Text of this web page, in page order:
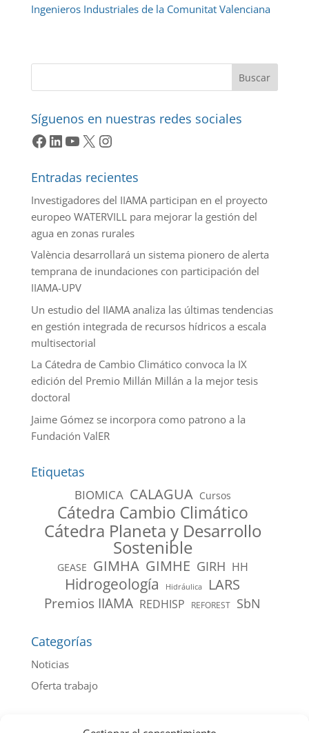
Ingenieros Industriales de la Comunitat Valenciana
Buscar
Síguenos en nuestras redes sociales
Facebook
LinkedIn
YouTube
X Instagram
Entradas recientes
Investigadores del IIAMA participan en el proyecto
europeo WATERVILL para mejorar la gestión del
agua en zonas rurales
València desarrollará un sistema pionero de alerta
temprana de inundaciones con participación del
IIAMA-UPV
Un estudio del IIAMA analiza las últimas tendencias
en gestión integrada de recursos hídricos a escala
multisectorial
La Cátedra de Cambio Climático convoca la IX
edición del Premio Millán Millán a la mejor tesis
doctoral
Jaime Gómez se incorpora como patrono a la
Fundación ValER
Etiquetas
BIOMICA CALAGUA Cursos
Cátedra Cambio Climático
Cátedra Planeta y Desarrollo
Sostenible
GEASE GIMHA GIMHE GIRH HH
Hidrogeología Hidráulica
LARS
Premios IIAMA REDHISP REFOREST SbN
Categorías
Noticias
Oferta trabajo